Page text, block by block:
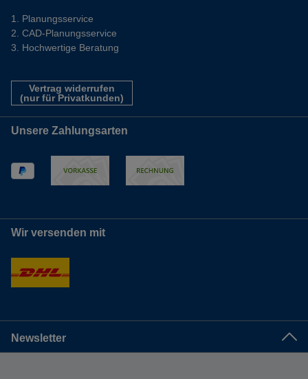
Planungsservice
CAD-Planungsservice
Hochwertige Beratung
Vertrag widerrufen
(nur für Privatkunden)
Unsere Zahlungsarten
Wir versenden mit
Newsletter